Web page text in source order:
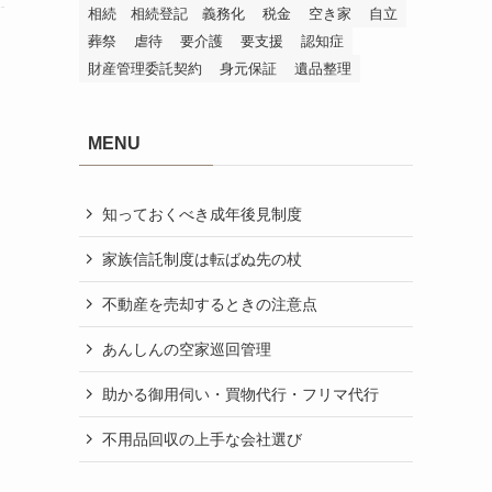
相続 相続登記 義務化 税金 空き家
自立
葬祭
虐待 要介護 要支援
認知症
財産管理委託契約
身元保証 遺品整理
MENU
知っておくべき成年後見制度
家族信託制度は転ばぬ先の杖
不動産を売却するときの注意点
あんしんの空家巡回管理
助かる御用伺い・買物代行・フリマ代行
不用品回収の上手な会社選び